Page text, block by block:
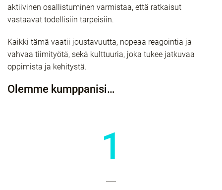
aktiivinen osallistuminen varmistaa, että ratkaisut
vastaavat todellisiin tarpeisiin.
Kaikki tämä vaatii joustavuutta, nopeaa reagointia ja
vahvaa tiimityötä, sekä kulttuuria, joka tukee jatkuvaa
oppimista ja kehitystä.
Olemme kumppanisi…
1